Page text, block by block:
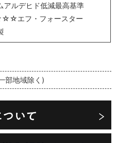
部地域除く)
アルデヒド低減最高基準
エフ・フォースター